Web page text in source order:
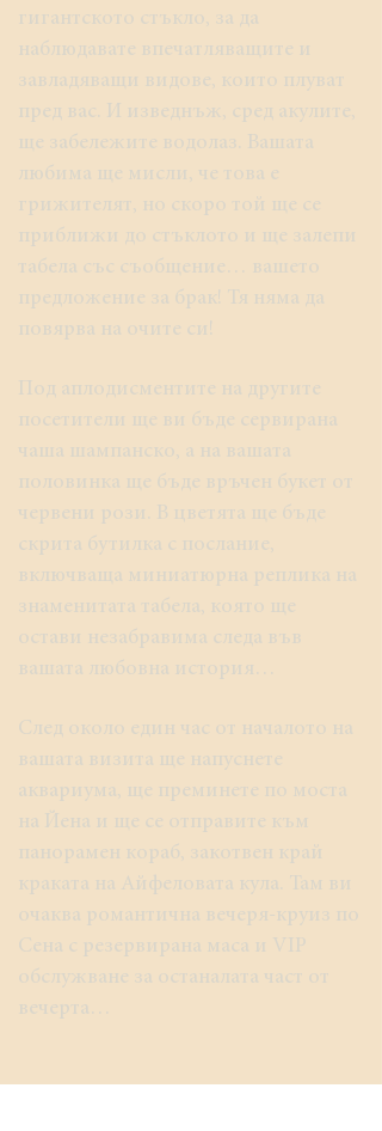
гигантското стъкло, за да
наблюдавате впечатляващите и
завладяващи видове, които плуват
пред вас. И изведнъж, сред акулите,
ще забележите водолаз. Вашата
любима ще мисли, че това е
грижителят, но скоро той ще се
приближи до стъклото и ще залепи
табела със съобщение… вашето
предложение за брак! Тя няма да
повярва на очите си!
Под аплодисментите на другите
посетители ще ви бъде сервирана
чаша шампанско, а на вашата
половинка ще бъде връчен букет от
червени рози. В цветята ще бъде
скрита бутилка с послание,
включваща миниатюрна реплика на
знаменитата табела, която ще
остави незабравима следа във
вашата любовна история…
След около един час от началото на
вашата визита ще напуснете
аквариума, ще преминете по моста
на Йена и ще се отправите към
панорамен кораб, закотвен край
краката на Айфеловата кула. Там ви
очаква романтична вечеря-круиз по
Сена с резервирана маса и VIP
обслужване за останалата част от
вечерта…